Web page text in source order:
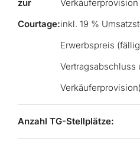
zur
Courtage:inkl. 19 %
Erwerbspreis
Vertragsabschluss
Verkäuferprovision)
Anzahl TG-Stellplätze: